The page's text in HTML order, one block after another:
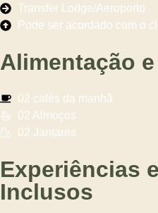
Transfer Lodge/Aeroporto
Pode ser acordado com o
Alimentação
02 cafés da manhã
02 Almoços
02 Jantares
Experiências
Inclusos